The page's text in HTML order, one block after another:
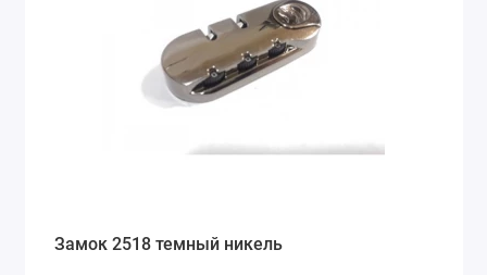
Замок 2518 темный никель